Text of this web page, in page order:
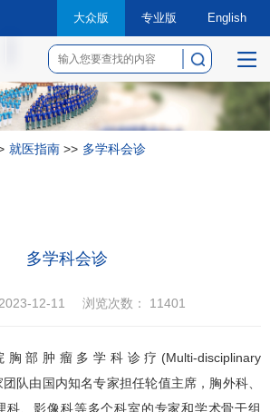
大众版 专业版 English
菜
就医指南 >> 多学科会诊
多学科会诊
12-11 浏览次数： 11401
肿瘤多学科诊疗(Multi-disciplinary
队由国内知名专家担任轮值主席， 胸外科
科 、影像科等多个科室的专家和学术骨干组